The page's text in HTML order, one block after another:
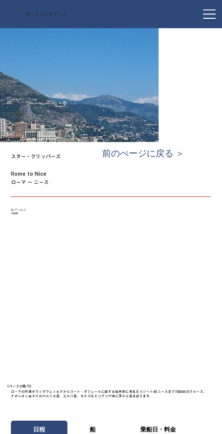
オーシャンドリーム
《​コースの魅力》
ローマの外港チヴィタヴェッキアからコート・ダジュールに面する世界的に有名なリゾート地 ニースまで7泊8日のクルーズ。
ナポレオンゆかりのコルシカ島、エルバ島、モナコなどリグリア海に浮かぶ島を巡ります。
日程 船 乗船日・料金
スター・クリッパーズ
Rome to Nice
ローマ ー ニース
ローマ → ニース
7泊8日
前のぺージに戻る ＞